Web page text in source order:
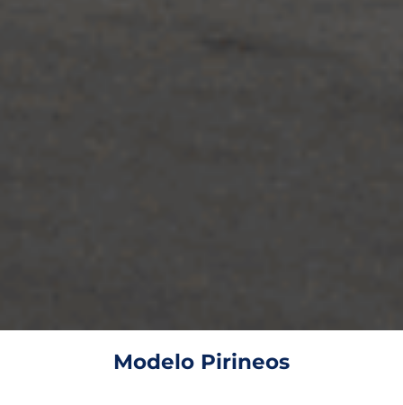
Modelo Pirineos